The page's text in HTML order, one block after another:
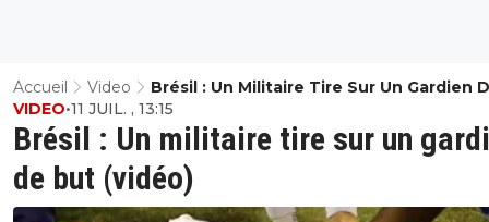
Accueil Video
Brésil : Un Militaire Tire Sur Un Gardien
(vidéo)
Brésil : Un militaire tire sur un
de but (vidéo)
VIDEO•11 JUIL. , 13:15